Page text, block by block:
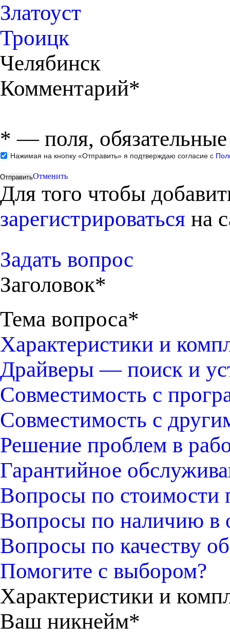
Златоуст
Троицк
Челябинск
Комментарий*
* — поля,
Нажимая на кнопку «Отправить» я подтверждаю согласие с
Отменить
Для того чтобы
зарегистрироваться на
Задать вопрос
Заголовок*
Тема вопроса*
Характеристики и
Драйверы — поиск и
Совместимость с
Совместимость с
Решение проблем в
Гарантийное
Вопросы по стоимости
Вопросы по наличию в
Вопросы по качеству
Помогите с выбором?
Характеристики и
Ваш никнейм*